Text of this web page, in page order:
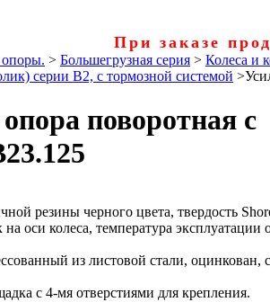
При заказе
опоры. > Большегрузная серия > Колеса и
серии B2, с тормозной системой >
поворотная с
резины черного цвета, твердость
оси колеса, температура эксплуатации
из листовой стали, оцинкован, с
с 4-мя отверстиями для крепления.